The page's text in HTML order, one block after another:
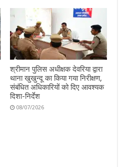
श्रीमान पुलिस अधीक्षक देवरिया द्वारा
थाना खुखुन्दू का किया गया निरीक्षण,
संबंधित अधिकारियों को दिए आवश्यक
दिशा-निर्देश
08/07/2026